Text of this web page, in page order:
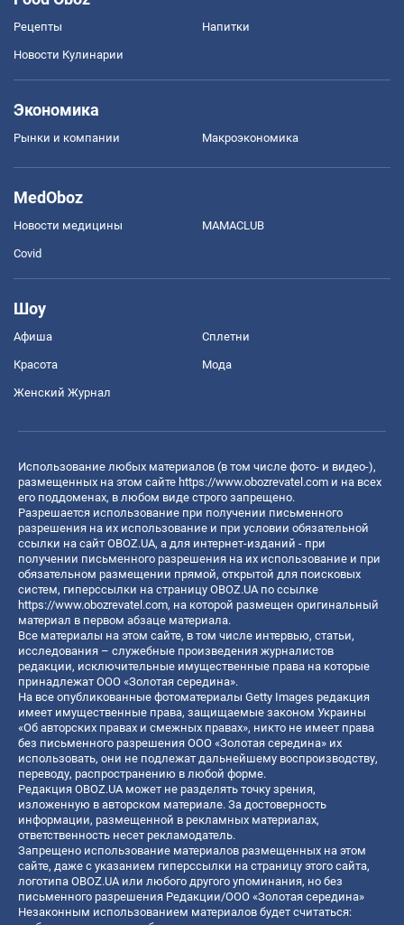
Рецепты Напитки
Новости Кулинарии
Экономика
Рынки и компании Mакроэкономика
MedOboz
Новости медицины MAMACLUB
Covid
Шоу
Афиша Сплетни
Красота Мода
Женский Журнал
Использование любых материалов (в том числе фото- и видео-),
размещенных на этом сайте https://www.obozrevatel.com и на всех
его поддоменах, в любом виде строго запрещено.
Разрешается использование при получении письменного
разрешения на их использование и при условии обязательной
ссылки на сайт OBOZ.UA, а для интернет-изданий - при
получении письменного разрешения на их использование и при
обязательном размещении прямой, открытой для поисковых
систем, гиперссылки на страницу OBOZ.UA по ссылке
https://www.obozrevatel.com, на которой размещен оригинальный
материал в первом абзаце материала.
Все материалы на этом сайте, в том числе интервью, статьи,
исследования – служебные произведения журналистов
редакции, исключительные имущественные права на которые
принадлежат ООО «Золотая середина».
На все опубликованные фотоматериалы Getty Images редакция
имеет имущественные права, защищаемые законом Украины
«Об авторских правах и смежных правах», никто не имеет права
без письменного разрешения ООО «Золотая середина» их
использовать, они не подлежат дальнейшему воспроизводству,
переводу, распространению в любой форме.
Редакция OBOZ.UA может не разделять точку зрения,
изложенную в авторском материале. За достоверность
информации, размещенной в рекламных материалах,
ответственность несет рекламодатель.
Запрещено использование материалов размещенных на этом
сайте, даже с указанием гиперссылки на страницу этого сайта,
логотипа OBOZ.UA или любого другого упоминания, но без
письменного разрешения Редакции/ООО «Золотая середина»
Незаконным использованием материалов будет считаться: